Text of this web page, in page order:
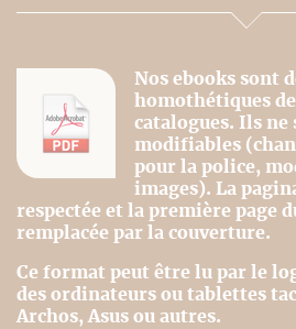
Nos ebooks sont
homothétiques
catalogues. Ils ne
modifiables
pour la police,
images). La
respectée et la première page
remplacée par la couverture.
Ce format peut être lu par le
des ordinateurs ou tablettes
Archos, Asus ou autres.